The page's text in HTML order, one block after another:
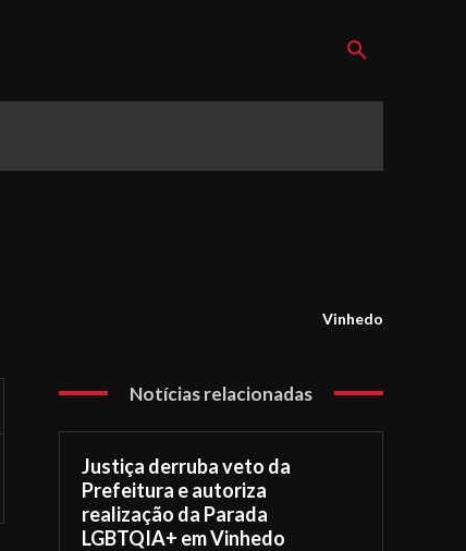
Vinhedo
Notícias relacionadas
Justiça derruba veto da
Prefeitura e autoriza
realização da Parada
LGBTQIA+ em Vinhedo